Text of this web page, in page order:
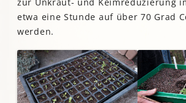
zur Unkraut- und Keimreduzierung
etwa eine Stunde auf über 70 Grad
werden.